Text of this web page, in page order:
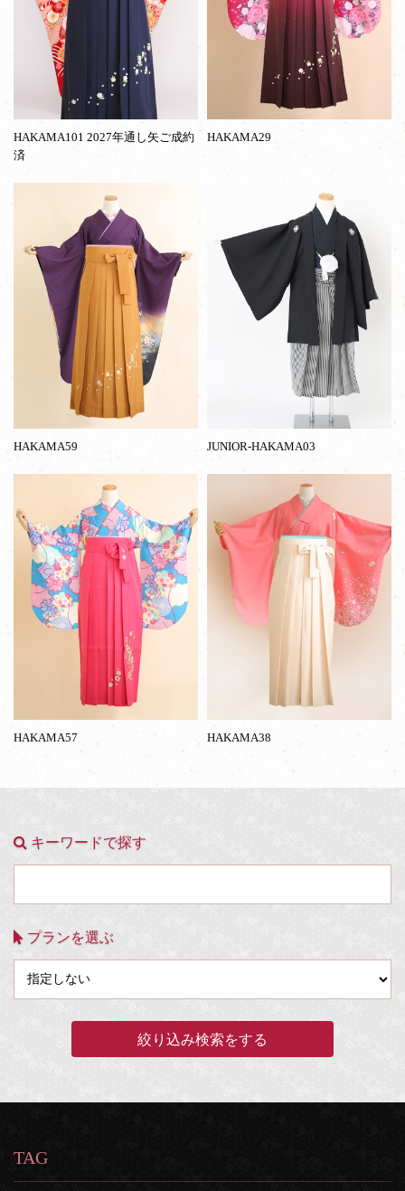
HAKAMA101 2027年通し矢ご成約
済
HAKAMA29
HAKAMA59 JUNIOR-HAKAMA03
HAKAMA57 HAKAMA38
キーワードで探す
プランを選ぶ
TAG